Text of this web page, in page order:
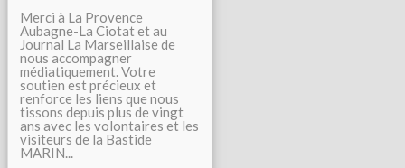
Merci à La Provence
Aubagne-La Ciotat et au
Journal La Marseillaise de
nous accompagner
médiatiquement. Votre
soutien est précieux et
renforce les liens que nous
tissons depuis plus de vingt
ans avec les volontaires et les
visiteurs de la Bastide
MARIN...